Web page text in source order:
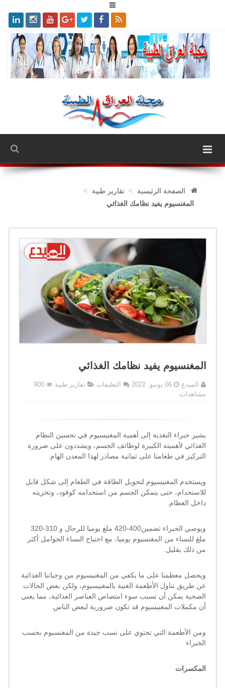
الصفحة الرئيسية > تقارير طبية >
المغنسيوم يفيد نظامك الغذائي
المغنسيوم يفيد نظامك الغذائي
المبدع 06 يونيو, 2022 التعليقات على
الغذائي
مغلقة
تقارير طبية
900
مشاهدات
يشير خبراء التغذية إلى أهمية المغنيسيوم في تحسين النظام
الغذائي لأهميته الكبيرة لوظائف الجسم، ويشددون على ضرورة
التركيز في طعامنا على ثمانية مصادر لهذا المعدن الهام.
ويستخدم المغنيسيوم لتحويل الطاقة في الطعام إلى شكل قابل
للاستخدام، حتى يتمكن الجسم من استخدامه كوقود، وتخزينه
داخل العظام.
ويوصي الخبراء تضمين400-420 ملغ يوميا للرجال و 310-320
ملغ للنساء من المغنسيوم يوميا، مع احتياج النساء الحوامل أكثر
من ذلك بقليل.
ويحصل معظمنا على ما يكفي من المغنيسيوم من وجباتنا الغذائية
عن طريق تناول الأطعمة الغنية بالمغنيسيوم، ولكن بعض الحالات
الصحية يمكن أن تسبب سوء امتصاص العناصر الغذائية، مما يعني
أن مكملات المغنيسيوم قد تكون ضرورية لبعض الناس.
ومن الأطعمة التي تحتوي على نسب جيدة من المغنسيوم بحسب
الخبراء
المكسرات